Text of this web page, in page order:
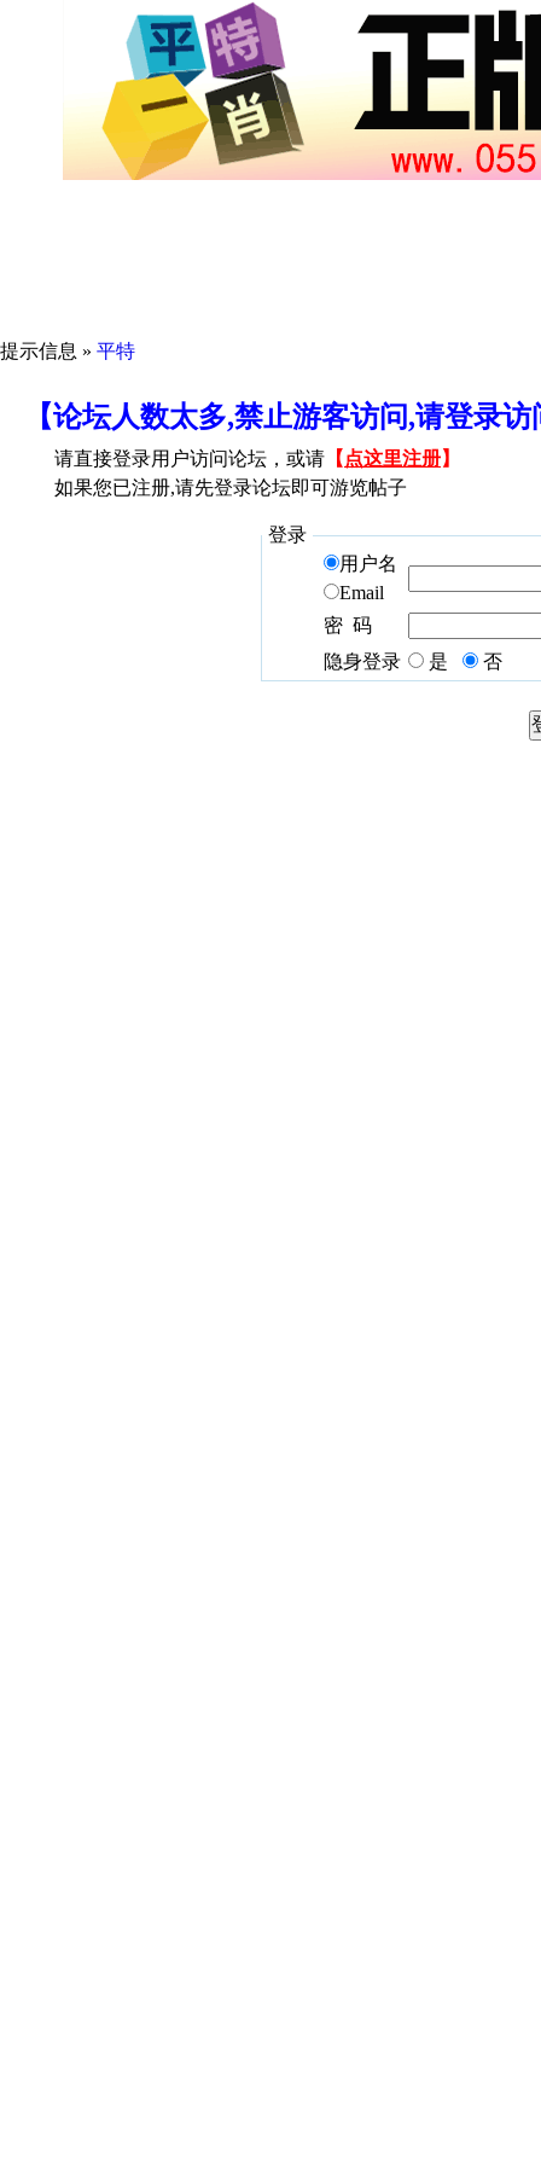
提示信息 » 平特
【论坛人数太多,禁止游客访问,请登录
请直接登录用户访问论坛，或请 【 点这里注册】
如果您已注册,请先登录论坛即可游览帖子
登录
用户名
Email
密 码
隐身登录
是 否